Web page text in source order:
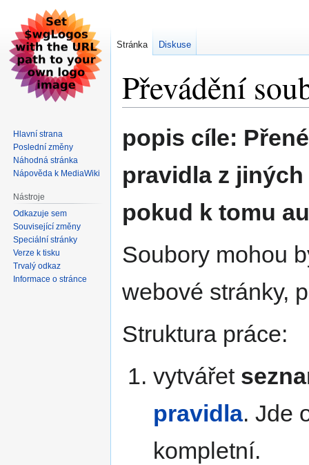
Převádění
na
na
popis cíle:
pravidla z
pokud k tomu
Soubory mohou
webové stránky,
Struktura práce:
vytvářet
pravidla. Jde
kompletní.
Stránka Diskuse
Hlavní strana
Poslední změny
Náhodná stránka
Nápověda k MediaWiki
Nástroje
Odkazuje sem
Související změny
Speciální stránky
Verze k tisku
Trvalý odkaz
Informace o stránce